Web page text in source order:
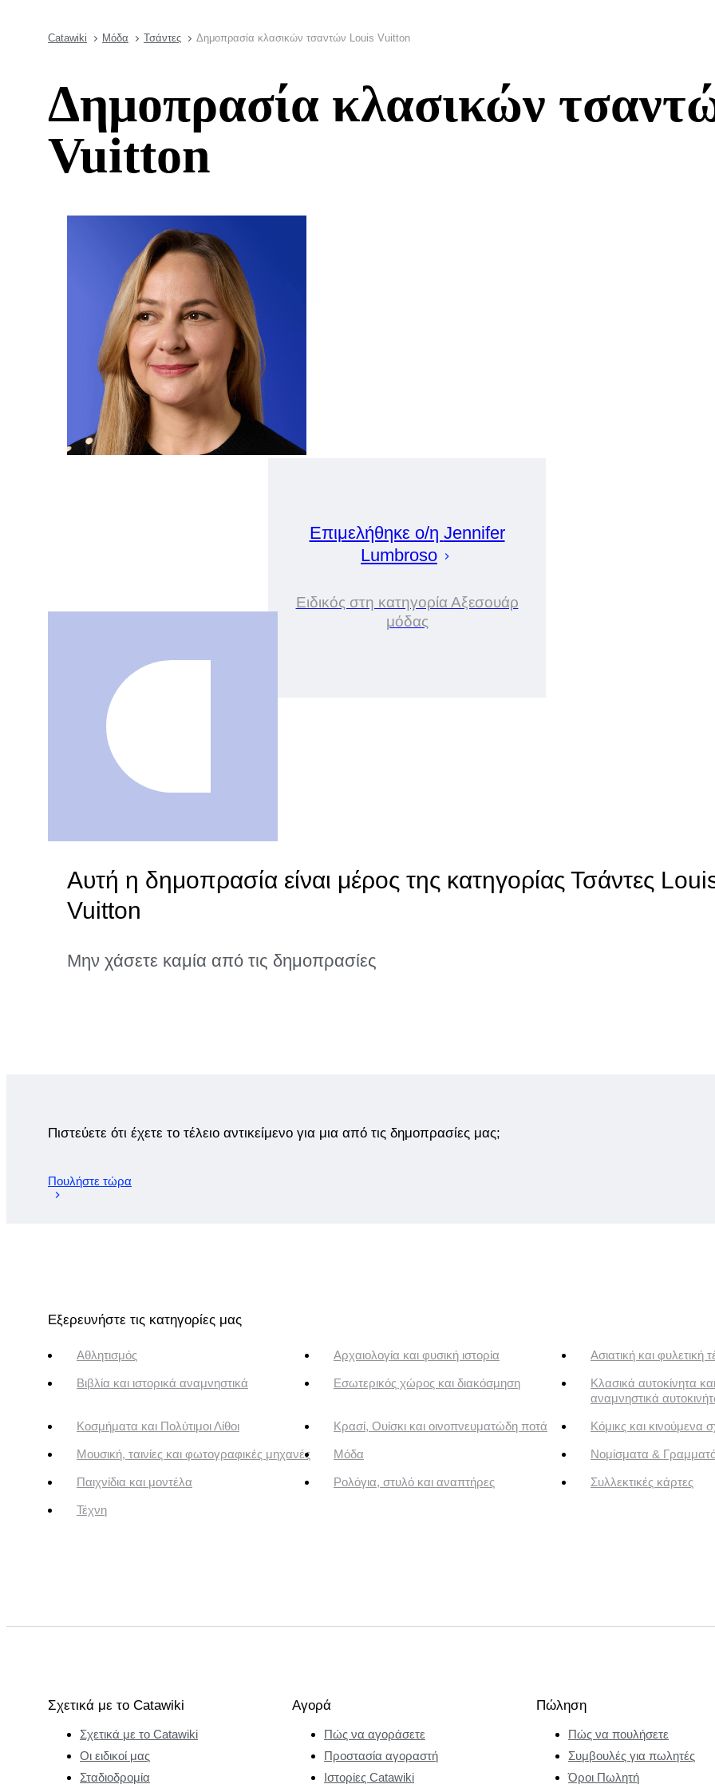
Catawiki Μόδα Τσάντες Δημοπρασία κλασικών τσαντών Louis Vuitton
Δημοπρασία κλασικών
Vuitton
Επιμελήθηκε ο/η Jennifer
Lumbroso
Ειδικός στη κατηγορία Αξεσουάρ
μόδας
Αυτή η δημοπρασία είναι μέρος της κατηγορίας Τσάντες
Vuitton
Μην χάσετε καμία από τις δημοπρασίες
Πιστεύετε ότι έχετε το τέλειο αντικείμενο για μια από τις δημοπρασίες μας;
Πουλήστε τώρα
Εξερευνήστε τις κατηγορίες μας
Αθλητισμός Αρχαιολογία και φυσική ιστορία Ασιατική και φυλετική
Βιβλία και ιστορικά αναμνηστικά Εσωτερικός χώρος και διακόσμηση
Κλασικά αυτοκίνητα
αναμνηστικά
Κοσμήματα και Πολύτιμοι Λίθοι Κρασί, Ουίσκι και οινοπνευματώδη ποτά Κόμικς και κινούμενα
Μουσική, ταινίες και φωτογραφικές μηχανές Μόδα Νομίσματα &
Παιχνίδια και μοντέλα Ρολόγια, στυλό και αναπτήρες Συλλεκτικές κάρτες
Τέχνη
Σχετικά με το Catawiki
Σχετικά με το Catawiki
Οι ειδικοί μας
Σταδιοδρομία
Αγορά
Πώς να αγοράσετε
Προστασία αγοραστή
Ιστορίες Catawiki
Πώληση
Πώς να πουλήσετε
Συμβουλές για πωλητές
Όροι Πωλητή